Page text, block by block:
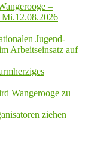
–
Jugend-
Arbeitseinsatz auf
Wangerooge zu
ziehen